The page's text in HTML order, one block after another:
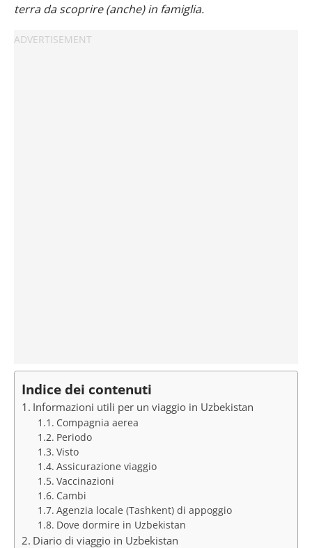
terra da scoprire (anche) in famiglia.
Indice dei contenuti
Informazioni utili per un viaggio in Uzbekistan
Compagnia aerea
Periodo
Visto
Assicurazione viaggio
Vaccinazioni
Cambi
Agenzia locale (Tashkent) di appoggio
Dove dormire in Uzbekistan
Diario di viaggio in Uzbekistan